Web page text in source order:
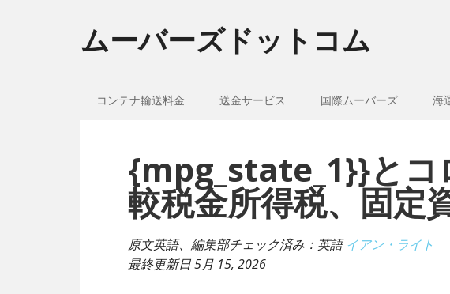
ムーバーズドットコム
コンテナ輸送料金 送金サービス 国際ムーバーズ 海
{mpg_state_1}}とコ
較税金所得税、固定
原文英語、編集部チェック済み：英語イアン・ライト
最終更新日5月 15, 2026